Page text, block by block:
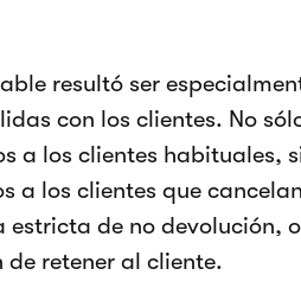
resultó ser
con los clientes. No
a los clientes habituales,
a los clientes que
de no devolución,
retener al cliente.